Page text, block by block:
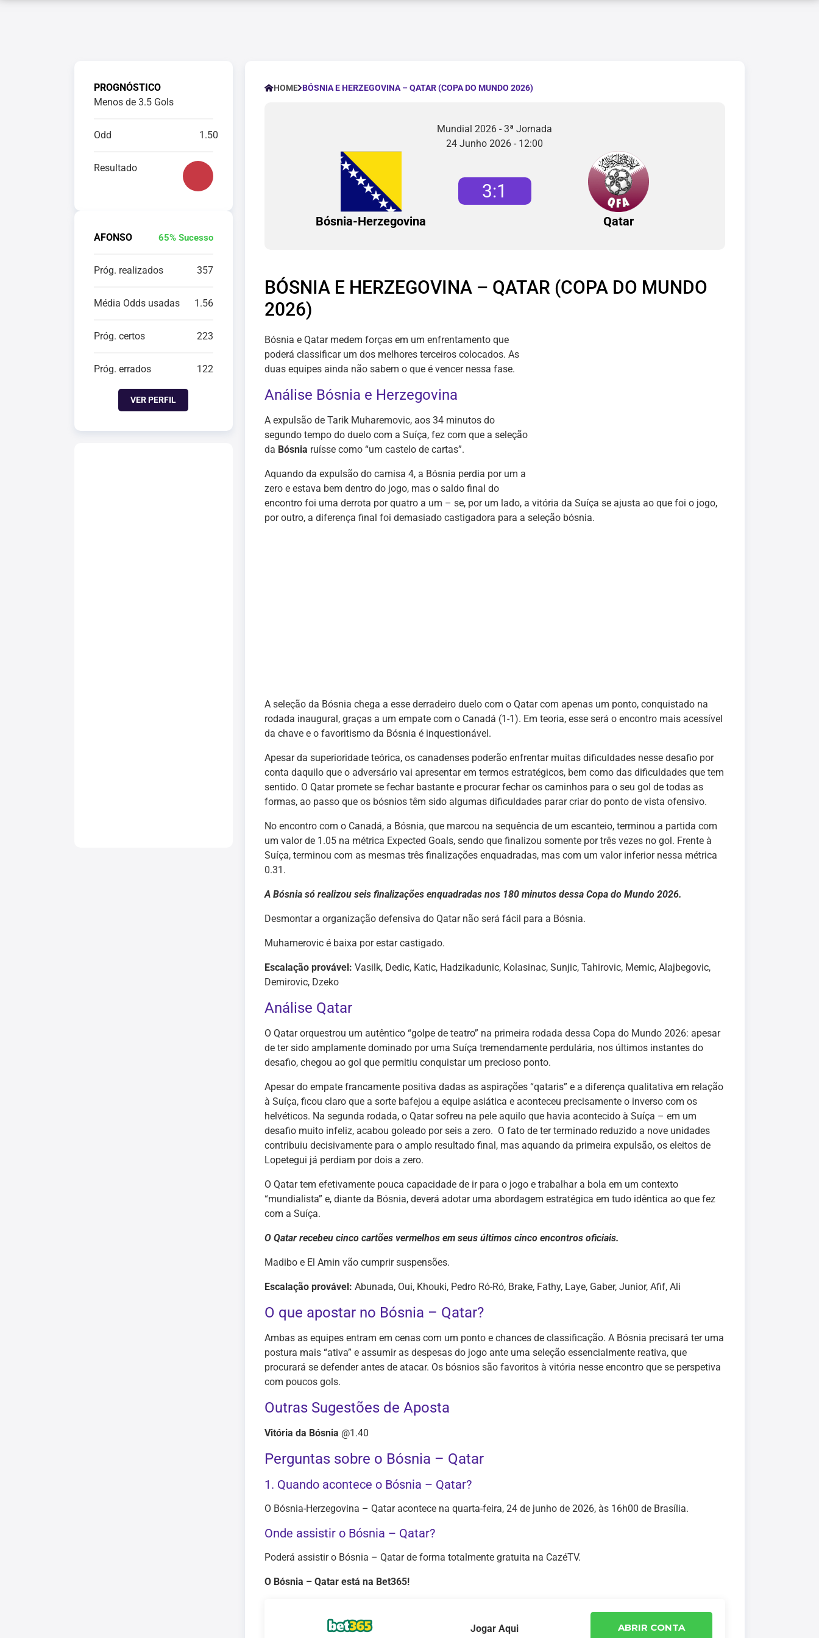
PROGNÓSTICO
Menos de 3.5 Gols
Odd 1.50
Resultado
AFONSO 65% Sucesso
Próg. realizados 357
Média Odds usadas 1.56
Próg. certos 223
Próg. errados 122
VER PERFIL
HOME BÓSNIA E HERZEGOVINA – QATAR (COPA DO MUNDO 2026)
Mundial 2026 - 3ª Jornada
24 Junho 2026 - 12:00
Bósnia-Herzegovina
3:1
Qatar
BÓSNIA E HERZEGOVINA – QATAR (COPA DO MUNDO
2026)
Bósnia e Qatar medem forças em um enfrentamento que
poderá classificar um dos melhores terceiros colocados. As
duas equipes ainda não sabem o que é vencer nessa fase.
Análise Bósnia e Herzegovina
A expulsão de Tarik Muharemovic, aos 34 minutos do
segundo tempo do duelo com a Suíça, fez com que a seleção
da Bósnia ruísse como “um castelo de cartas”.
Aquando da expulsão do camisa 4, a Bósnia perdia por um a
zero e estava bem dentro do jogo, mas o saldo final do
encontro foi uma derrota por quatro a um – se, por um lado, a vitória da Suíça se ajusta ao que foi o jogo,
por outro, a diferença final foi demasiado castigadora para a seleção bósnia.
A seleção da Bósnia chega a esse derradeiro duelo com o Qatar com apenas um ponto, conquistado na
rodada inaugural, graças a um empate com o Canadá (1-1). Em teoria, esse será o encontro mais acessível
da chave e o favoritismo da Bósnia é inquestionável.
Apesar da superioridade teórica, os canadenses poderão enfrentar muitas dificuldades nesse desafio por
conta daquilo que o adversário vai apresentar em termos estratégicos, bem como das dificuldades que tem
sentido. O Qatar promete se fechar bastante e procurar fechar os caminhos para o seu gol de todas as
formas, ao passo que os bósnios têm sido algumas dificuldades parar criar do ponto de vista ofensivo.
No encontro com o Canadá, a Bósnia, que marcou na sequência de um escanteio, terminou a partida com
um valor de 1.05 na métrica Expected Goals, sendo que finalizou somente por três vezes no gol. Frente à
Suíça, terminou com as mesmas três finalizações enquadradas, mas com um valor inferior nessa métrica
0.31.
A Bósnia só realizou seis finalizações enquadradas nos 180 minutos dessa Copa do Mundo 2026.
Desmontar a organização defensiva do Qatar não será fácil para a Bósnia.
Muhamerovic é baixa por estar castigado.
Escalação provável: Vasilk, Dedic, Katic, Hadzikadunic, Kolasinac, Sunjic, Tahirovic, Memic, Alajbegovic,
Demirovic, Dzeko
Análise Qatar
O Qatar orquestrou um autêntico “golpe de teatro” na primeira rodada dessa Copa do Mundo 2026: apesar
de ter sido amplamente dominado por uma Suíça tremendamente perdulária, nos últimos instantes do
desafio, chegou ao gol que permitiu conquistar um precioso ponto.
Apesar do empate francamente positiva dadas as aspirações “qataris” e a diferença qualitativa em relação
à Suíça, ficou claro que a sorte bafejou a equipe asiática e aconteceu precisamente o inverso com os
helvéticos. Na segunda rodada, o Qatar sofreu na pele aquilo que havia acontecido à Suíça – em um
desafio muito infeliz, acabou goleado por seis a zero. O fato de ter terminado reduzido a nove unidades
contribuiu decisivamente para o amplo resultado final, mas aquando da primeira expulsão, os eleitos de
Lopetegui já perdiam por dois a zero.
O Qatar tem efetivamente pouca capacidade de ir para o jogo e trabalhar a bola em um contexto
“mundialista” e, diante da Bósnia, deverá adotar uma abordagem estratégica em tudo idêntica ao que fez
com a Suíça.
O Qatar recebeu cinco cartões vermelhos em seus últimos cinco encontros oficiais.
Madibo e El Amin vão cumprir suspensões.
Escalação provável: Abunada, Oui, Khouki, Pedro Ró-Ró, Brake, Fathy, Laye, Gaber, Junior, Afif, Ali
O que apostar no Bósnia – Qatar?
Ambas as equipes entram em cenas com um ponto e chances de classificação. A Bósnia precisará ter uma
postura mais “ativa” e assumir as despesas do jogo ante uma seleção essencialmente reativa, que
procurará se defender antes de atacar. Os bósnios são favoritos à vitória nesse encontro que se perspetiva
com poucos gols.
Outras Sugestões de Aposta
Vitória da Bósnia @1.40
Perguntas sobre o Bósnia – Qatar
1. Quando acontece o Bósnia – Qatar?
O Bósnia-Herzegovina – Qatar acontece na quarta-feira, 24 de junho de 2026, às 16h00 de Brasília.
Onde assistir o Bósnia – Qatar?
Poderá assistir o Bósnia – Qatar de forma totalmente gratuita na CazéTV.
O Bósnia – Qatar está na Bet365!
Jogar Aqui ABRIR CONTA